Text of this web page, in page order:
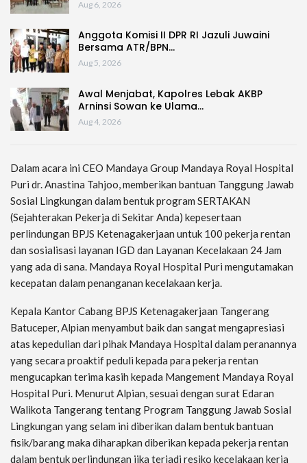
Aug 6, 2026
Anggota Komisi II DPR RI Jazuli Juwaini
Bersama ATR/BPN…
Aug 5, 2026
Awal Menjabat, Kapolres Lebak AKBP
Arninsi Sowan ke Ulama…
Aug 4, 2026
Dalam acara ini CEO Mandaya Group Mandaya Royal Hospital
Puri dr. Anastina Tahjoo, memberikan bantuan Tanggung Jawab
Sosial Lingkungan dalam bentuk program SERTAKAN
(Sejahterakan Pekerja di Sekitar Anda) kepesertaan
perlindungan BPJS Ketenagakerjaan untuk 100 pekerja rentan
dan sosialisasi layanan IGD dan Layanan Kecelakaan 24 Jam
yang ada di sana. Mandaya Royal Hospital Puri mengutamakan
kecepatan dalam penanganan kecelakaan kerja.
Kepala Kantor Cabang BPJS Ketenagakerjaan Tangerang
Batuceper, Alpian menyambut baik dan sangat mengapresiasi
atas kepedulian dari pihak Mandaya Hospital dalam peranannya
yang secara proaktif peduli kepada para pekerja rentan
mengucapkan terima kasih kepada Mangement Mandaya Royal
Hospital Puri. Menurut Alpian, sesuai dengan surat Edaran
Walikota Tangerang tentang Program Tanggung Jawab Sosial
Lingkungan yang selam ini diberikan dalam bentuk bantuan
fisik/barang maka diharapkan diberikan kepada pekerja rentan
dalam bentuk perlindungan jika terjadi resiko kecelakaan kerja